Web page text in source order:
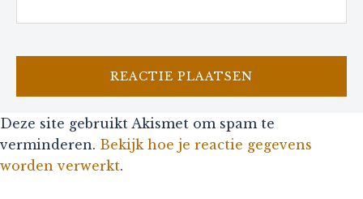
Deze site gebruikt Akismet om spam te
verminderen. Bekijk hoe je reactie gegevens
worden verwerkt.